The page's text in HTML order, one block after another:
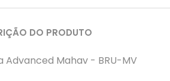
DO PRODUTO
Advanced Mahav - BRU-MV